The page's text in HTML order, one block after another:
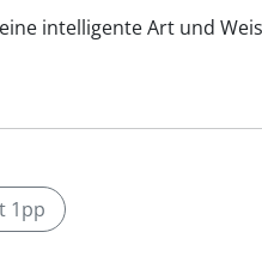
intelligente Art und
1pp